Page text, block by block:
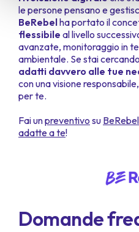
le persone pensano e
BeRebelha portato il
flessibile al livello
avanzate, monitoraggio in
ambientale. Se stai cercando
adatti davvero alle tue
con una visione responsabile,
per te.
Fai unpreventivo su
adatte a te!
Domande